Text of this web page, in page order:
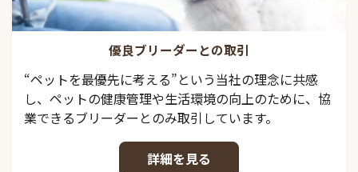
優良ブリーダーとの取引
“ペットを最優先に考える”という当社の理念に共感
し、ペットの健康管理や生活環境の向上のために、協
業できるブリーダーとのみ取引しています。
詳細を見る